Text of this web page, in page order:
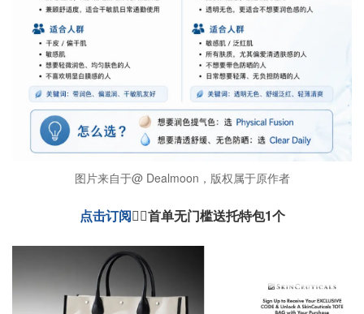
图片来自于@ Dealmoon，版权属于原作者
点击订阅👉🏻首单无门槛送托特包1个